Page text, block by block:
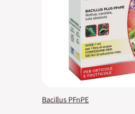
Bacillus PFnPE